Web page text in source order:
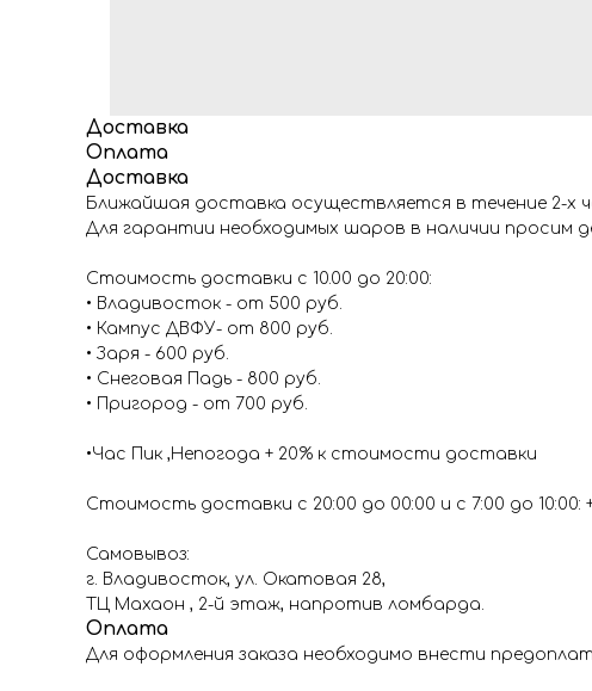
Доставка
Оплата
Доставка
Ближайшая доставка осуществляется в течение 2-х
Для гарантии необходимых шаров в наличии просим
Стоимость доставки с 10.00 до 20:00:
• Владивосток - от 500 руб.
• Кампус ДВФУ- от 800 руб.
• Заря - 600 руб.
• Снеговая Падь - 800 руб.
• Пригород - от 700 руб.
•Час Пик ,Непогода + 20% к стоимости доставки
Стоимость доставки с 20:00 до 00:00 и с 7:00 до 10:00:
Самовывоз:
г. Владивосток, ул. Окатовая 28,
ТЦ Махаон , 2-й этаж, напротив ломбарда.
Оплата
Для оформления заказа необходимо внести